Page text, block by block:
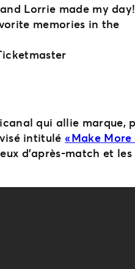
Lorrie made my
memories in the
qui allie marque,
intitulé« Make
d’après-match et